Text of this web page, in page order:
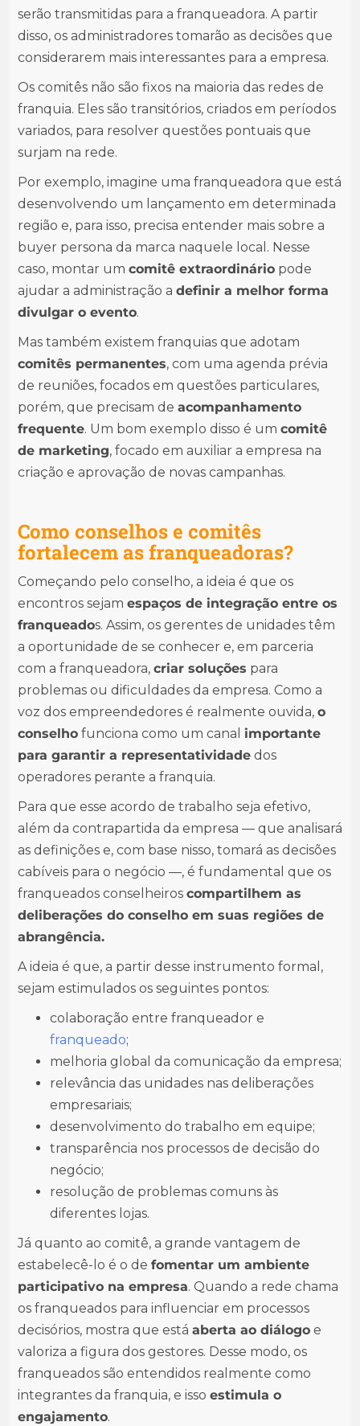
serão transmitidas para a franqueadora. A partir
disso, os administradores tomarão as decisões que
considerarem mais interessantes para a empresa.
Os comitês não são fixos na maioria das redes de
franquia. Eles são transitórios, criados em períodos
variados, para resolver questões pontuais que
surjam na rede.
Por exemplo, imagine uma franqueadora que está
desenvolvendo um lançamento em determinada
região e, para isso, precisa entender mais sobre a
buyer persona da marca naquele local. Nesse
caso, montar um comitê extraordinário pode
ajudar a administração a definir a melhor forma
divulgar o evento.
Mas também existem franquias que adotam
comitês permanentes, com uma agenda prévia
de reuniões, focados em questões particulares,
porém, que precisam de acompanhamento
frequente. Um bom exemplo disso é um comitê
de marketing, focado em auxiliar a empresa na
criação e aprovação de novas campanhas.
Como conselhos e comitês
fortalecem as franqueadoras?
Começando pelo conselho, a ideia é que os
encontros sejam espaços de integração entre os
franqueados. Assim, os gerentes de unidades têm
a oportunidade de se conhecer e, em parceria
com a franqueadora, criar soluções para
problemas ou dificuldades da empresa. Como a
voz dos empreendedores é realmente ouvida, o
conselho funciona como um canal importante
para garantir a representatividade dos
operadores perante a franquia.
Para que esse acordo de trabalho seja efetivo,
além da contrapartida da empresa — que analisará
as definições e, com base nisso, tomará as decisões
cabíveis para o negócio —, é fundamental que os
franqueados conselheiros compartilhem as
deliberações do conselho em suas regiões de
abrangência.
A ideia é que, a partir desse instrumento formal,
sejam estimulados os seguintes pontos:
colaboração entre franqueador e
franqueado;
melhoria global da comunicação da empresa;
relevância das unidades nas deliberações
empresariais;
desenvolvimento do trabalho em equipe;
transparência nos processos de decisão do
negócio;
resolução de problemas comuns às
diferentes lojas.
Já quanto ao comitê, a grande vantagem de
estabelecê-lo é o de fomentar um ambiente
participativo na empresa. Quando a rede chama
os franqueados para influenciar em processos
decisórios, mostra que está aberta ao diálogo e
valoriza a figura dos gestores. Desse modo, os
franqueados são entendidos realmente como
integrantes da franquia, e isso estimula o
engajamento.